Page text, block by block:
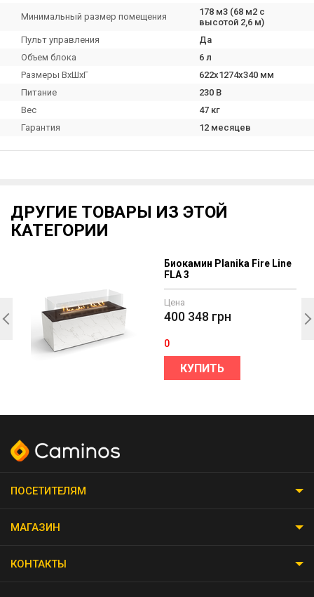
Минимальный размер помещения
178 м3 (68 м2 с
высотой 2,6 м)
Пульт управления
Да
Объем блока
6 л
Размеры ВхШхГ
622х1274х340 мм
Питание
230 В
Вес
47 кг
Гарантия
12 месяцев
ДРУГИЕ ТОВАРЫ ИЗ ЭТОЙ
КАТЕГОРИИ
Биокамин Planika Fire Line
FLA 3
Цена
400 348 грн
0
КУПИТЬ
ПОСЕТИТЕЛЯМ
МАГАЗИН
КОНТАКТЫ